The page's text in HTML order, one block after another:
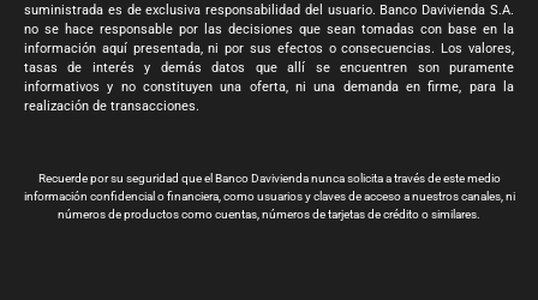
suministrada es de exclusiva responsabilidad del usuario. Banco Davivienda S.A.
no se hace responsable por las decisiones que sean tomadas con base en la
información aquí presentada, ni por sus efectos o consecuencias. Los valores,
tasas de interés y demás datos que allí se encuentren son puramente
informativos y no constituyen una oferta, ni una demanda en firme, para la
realización de transacciones.
Recuerde por su seguridad que el Banco Davivienda nunca solicita a través de este medio
información confidencial o financiera, como usuarios y claves de acceso a nuestros canales, ni
números de productos como cuentas, números de tarjetas de crédito o similares.